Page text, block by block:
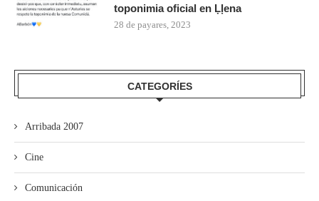
toponimia oficial en Ḷḷena
28 de payares, 2023
CATEGORÍES
Arribada 2007
Cine
Comunicación